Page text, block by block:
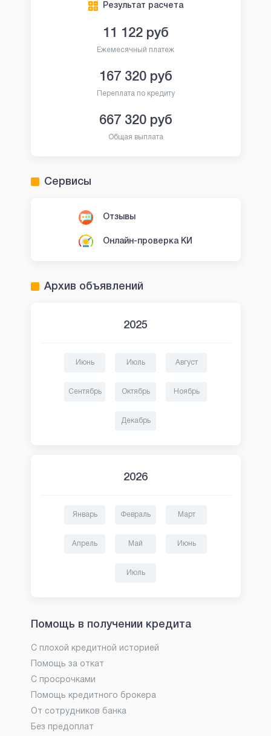
Результат расчета
11 122руб
Ежемесячный платеж
167 320руб
Переплата по кредиту
667 320руб
Общая выплата
Сервисы
Отзывы
Онлайн-проверка КИ
Архив объявлений
2025
Июнь Июль Август
Сентябрь Октябрь Ноябрь
Декабрь
2026
Январь Февраль Март
Апрель Май Июнь
Июль
Помощь в получении кредита
С плохой кредитной историей
Помощь за откат
С просрочками
Помощь кредитного брокера
От сотрудников банка
Без предоплат